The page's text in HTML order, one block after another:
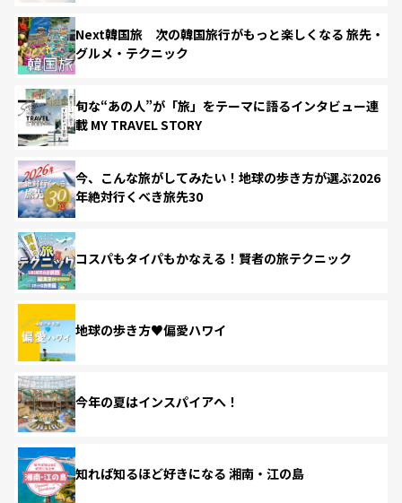
Next韓国旅 次の韓国旅行がもっと楽しくなる 旅先・
グルメ・テクニック
旬な“あの人”が「旅」をテーマに語るインタビュー連
載 MY TRAVEL STORY
今、こんな旅がしてみたい！地球の歩き方が選ぶ2026
年絶対行くべき旅先30
コスパもタイパもかなえる！賢者の旅テクニック
地球の歩き方♥偏愛ハワイ
今年の夏はインスパイアへ！
知れば知るほど好きになる 湘南・江の島